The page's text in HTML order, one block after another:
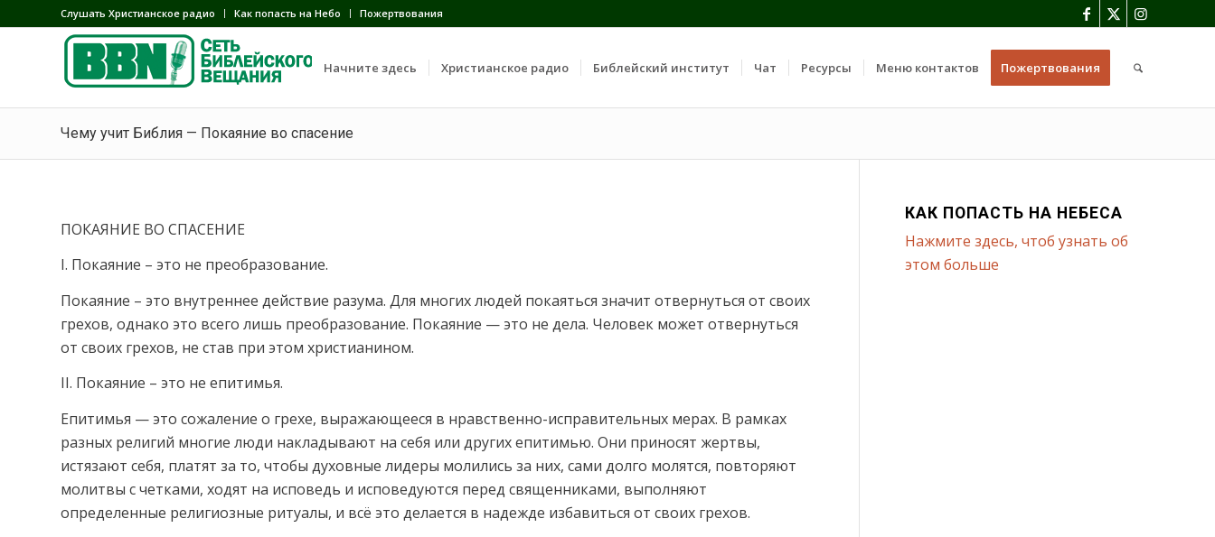
Слушать Христианское радио Как попасть на Небо Пожертвования
Начните здесь Христианское радио Библейский институт Чат Ресурсы Меню контактов Пожертвования
Чему учит Библия — Покаяние во спасение
ПОКАЯНИЕ ВО СПАСЕНИЕ
I. Покаяние – это не преобразование.
Покаяние – это внутреннее действие разума. Для многих людей покаяться значит отвернуться от своих
грехов, однако это всего лишь преобразование. Покаяние — это не дела. Человек может отвернуться
от своих грехов, не став при этом христианином.
II. Покаяние – это не епитимья.
Епитимья — это сожаление о грехе, выражающееся в нравственно-исправительных мерах. В рамках
разных религий многие люди накладывают на себя или других епитимью. Они приносят жертвы,
истязают себя, платят за то, чтобы духовные лидеры молились за них, сами долго молятся, повторяют
молитвы с четками, ходят на исповедь и исповедуются перед священниками, выполняют
определенные религиозные ритуалы, и всё это делается в надежде избавиться от своих грехов.
КАК ПОПАСТЬ НА НЕБЕСА
Нажмите здесь, чтоб узнать об
этом больше